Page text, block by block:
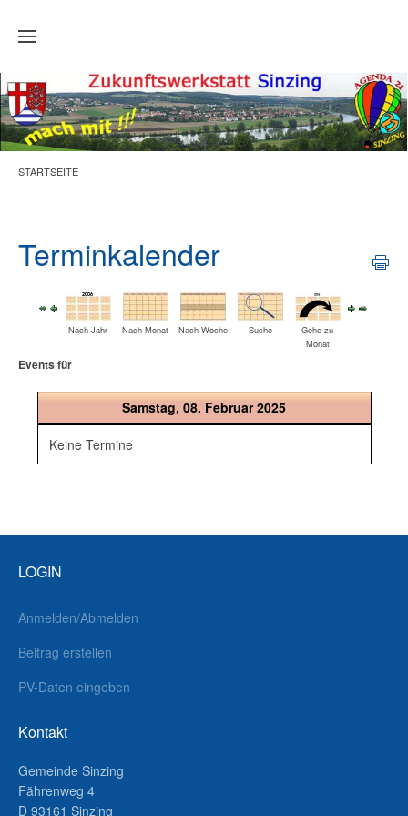
Zum Hauptinhalt springen
STARTSEITE
Terminkalender
Nach Jahr Nach Monat Nach Woche Suche
Gehe zu
Monat
Events für
Samstag, 08. Februar 2025
Keine Termine
LOGIN
Anmelden/Abmelden
Beitrag erstellen
PV-Daten eingeben
Kontakt
Gemeinde Sinzing
Fährenweg 4
D 93161 Sinzing